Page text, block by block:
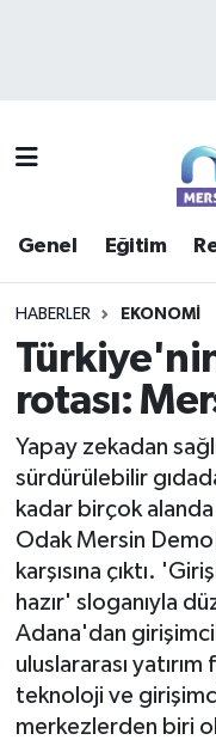
Genel Eğitim
HABERLER EKONOMI
rotası:
Yapay zekadan
sürdürülebilir
kadar birçok
Odak Mersin
karşısına çıktı.
hazır' sloganıyla
Adana'dan
uluslararası
teknoloji ve
merkezlerden biri
Güncel
Haberde insan
Kültür - Sanat
Magazin
Mersin
Mersin Tarihi
Mersin Trafik
Süper Lig Puan
Haber Arşivi